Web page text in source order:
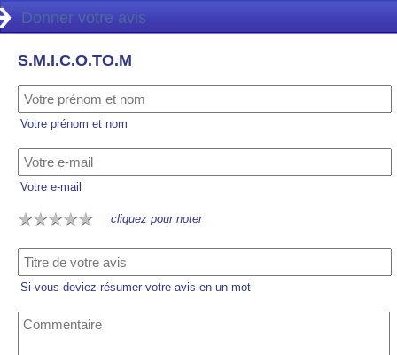
Donner votre avis
S.M.I.C.O.TO.M
Votre prénom et nom
Votre e-mail
cliquez pour noter
Si vous deviez résumer votre avis en un mot